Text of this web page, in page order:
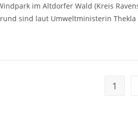
im Altdorfer Wald (Kreis
sind laut Umweltministerin
1